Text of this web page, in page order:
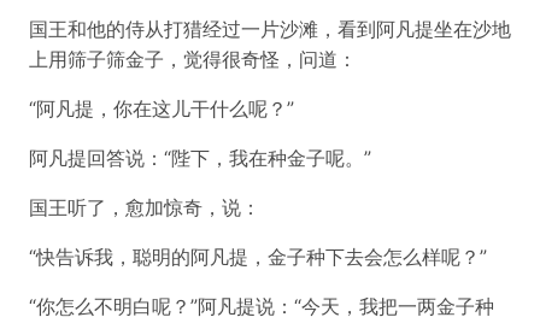
国王和他的侍从打猎经过一片沙滩，看到阿凡提坐在沙地
上用筛子筛金子，觉得很奇怪，问道：
“阿凡提，你在这儿干什么呢？”
阿凡提回答说：“陛下，我在种金子呢。”
国王听了，愈加惊奇，说：
“快告诉我，聪明的阿凡提，金子种下去会怎么样呢？”
“你怎么不明白呢？”阿凡提说：“今天，我把一两金子种